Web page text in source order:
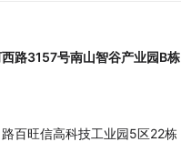
路3157号南山智谷产业园B栋
百旺信高科技工业园5区22栋